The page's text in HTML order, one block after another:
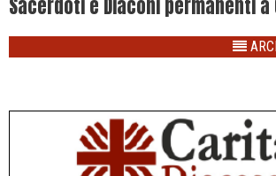
Sacerdoti e Diaconi permanenti a